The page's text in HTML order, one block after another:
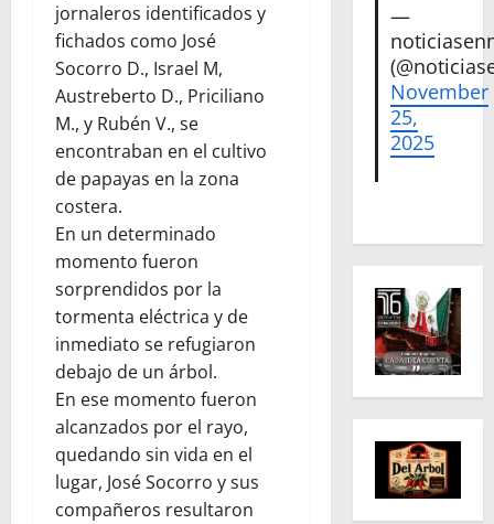
jornaleros identificados y
fichados como José
Socorro D., Israel M,
Austreberto D., Priciliano
M., y Rubén V., se
encontraban en el cultivo
de papayas en la zona
costera.
En un determinado
momento fueron
sorprendidos por la
tormenta eléctrica y de
inmediato se refugiaron
debajo de un árbol.
En ese momento fueron
alcanzados por el rayo,
quedando sin vida en el
lugar, José Socorro y sus
compañeros resultaron
—
November
25,
2025